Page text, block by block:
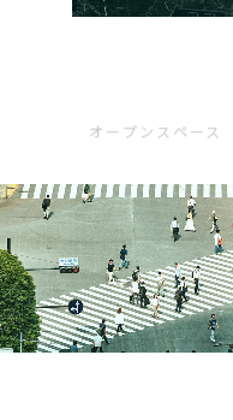
オープンスペース